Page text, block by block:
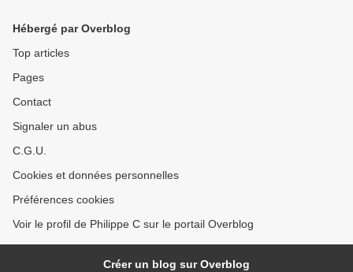
positif au covidisme
Hébergé par Overblog
Top articles
Pages
Contact
Signaler un abus
C.G.U.
Cookies et données personnelles
Préférences cookies
Voir le profil de Philippe C sur le portail Overblog
Créer un blog sur Overblog